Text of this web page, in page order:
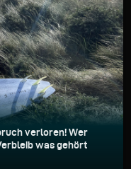
verloren! Wer
was gehört